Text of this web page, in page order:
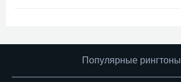
Популярные рингтоны